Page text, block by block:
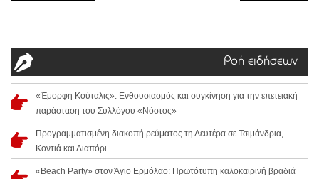
Ροή ειδήσεων
«Έμορφη Κούταλις»: Ενθουσιασμός και συγκίνηση για την επετειακή
παράσταση του Συλλόγου «Νόστος»
Προγραμματισμένη διακοπή ρεύματος τη Δευτέρα σε Τσιμάνδρια,
Κοντιά και Διαπόρι
«Beach Party» στον Άγιο Ερμόλαο: Πρωτότυπη καλοκαιρινή βραδιά